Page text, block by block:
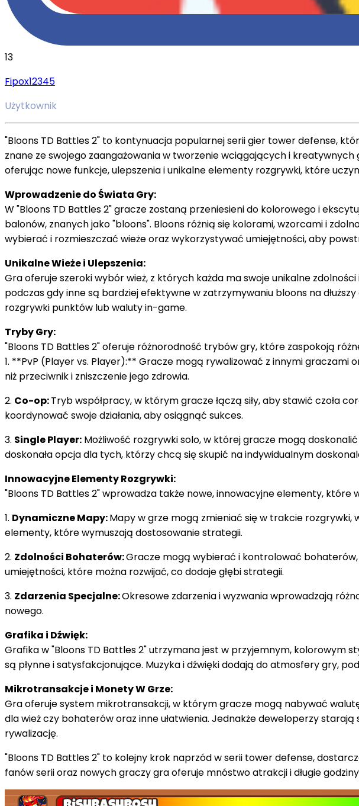
13
Fipox12345
Użytkownik
"Bloons TD Battles 2" to kontynuacja popularnej serii gier tower defense,
znane ze swojego zaangażowania w tworzenie wciągających i
oferując nowe funkcje, ulepszenia i unikalne elementy rozgrywki, które
Wprowadzenie do Świata Gry:
W "Bloons TD Battles 2" gracze zostaną przeniesieni do kolorowego i
balonów, znanych jako "bloons". Bloons różnią się kolorami, wzorcami i
wybierać i rozmieszczać wieże oraz wykorzystywać umiejętności, aby
Unikalne Wieże i Ulepszenia:
Gra oferuje szeroki wybór wież, z których każda ma swoje unikalne
podczas gdy inne są bardziej efektywne w zatrzymywaniu bloons na
rozgrywki punktów lub waluty in-game.
Tryby Gry:
"Bloons TD Battles 2" oferuje różnorodność trybów gry, które zaspokoją
1. **PvP (Player vs. Player):** Gracze mogą rywalizować z innymi graczami
niż przeciwnik i zniszczenie jego zdrowia.
2. Co-op:Tryb współpracy, w którym gracze łączą siły, aby stawić czoła
koordynować swoje działania, aby osiągnąć sukces.
3. Single Player: Możliwość rozgrywki solo, w której gracze mogą
doskonała opcja dla tych, którzy chcą się skupić na indywidualnym
Innowacyjne Elementy Rozgrywki:
"Bloons TD Battles 2" wprowadza także nowe, innowacyjne elementy,
1. Dynamiczne Mapy:Mapy w grze mogą zmieniać się w trakcie
elementy, które wymuszają dostosowanie strategii.
2. Zdolności Bohaterów:Gracze mogą wybierać i kontrolować
umiejętności, które można rozwijać, co dodaje głębi strategii.
3. Zdarzenia Specjalne:Okresowe zdarzenia i wyzwania wprowadzają
nowego.
Grafika i Dźwięk:
Grafika w "Bloons TD Battles 2" utrzymana jest w przyjemnym, kolorowym
są płynne i satysfakcjonujące. Muzyka i dźwięki dodają do atmosfery gry,
Mikrotransakcje i Monety W Grze:
Gra oferuje system mikrotransakcji, w którym gracze mogą nabywać
dla wież czy bohaterów oraz inne ułatwienia. Jednakże deweloperzy
rywalizację.
"Bloons TD Battles 2" to kolejny krok naprzód w serii tower defense,
fanów serii oraz nowych graczy gra oferuje mnóstwo atrakcji i długie